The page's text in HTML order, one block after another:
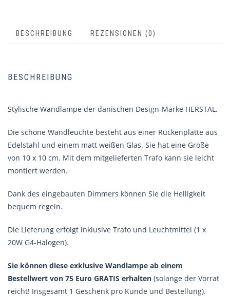
BESCHREIBUNG REZENSIONEN (0)
BESCHREIBUNG
Stylische Wandlampe der dänischen Design-Marke HERSTAL.
Die schöne Wandleuchte besteht aus einer Rückenplatte aus
Edelstahl und einem matt weißen Glas. Sie hat eine Größe
von 10 x 10 cm. Mit dem mitgelieferten Trafo kann sie leicht
montiert werden.
Dank des eingebauten Dimmers können Sie die Helligkeit
bequem regeln.
Die Lieferung erfolgt inklusive Trafo und Leuchtmittel (1 x
20W G4-Halogen).
Sie können diese exklusive Wandlampe ab einem
Bestellwert von 75 Euro GRATIS erhalten (solange der Vorrat
reicht! Insgesamt 1 Geschenk pro Kunde und Bestellung).